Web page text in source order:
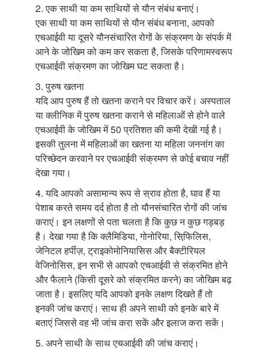
2. एक साथी या कम साथियों से यौन संबंध बनाएं।
एक साथी या कम साथियों से यौन संबंध बनाना, आपको
एचआईवी या दूसरे यौनसंचारित रोगों के संक्रमण के संपर्क में
आने के जोखिम को कम कर सकता है, जिसके परिणामस्वरूप
एचआईवी संक्रमण का जोखिम घट सकता है।
3. पुरुष खतना
यदि आप पुरुष हैं तो खतना कराने पर विचार करें। अस्पताल
या क्लीनिक में पुरुष खतना कराने से महिलाओं से होने वाले
एचआईवी के जोखिम में 50 प्रतिशत की कमी देखी गई है।
इसकी तुलना में महिलाओं का खतना या महिला जननांग का
परिच्छेदन करवाने पर एचआईवी संक्रमण से कोई बचाव नहीं
देखा गया।
4. यदि आपको असामान्य रूप से स्राव होता है, घाव हैं या
पेशाब करते समय दर्द होता है तो यौनसंचारित रोगों की जांच
कराएं। इन लक्षणों से पता चलता है कि कुछ न कुछ गड़बड़
है। देखा गया है कि क्लैमिडिया, गोनोरिया, सिफि़लिस,
जेनिटल हर्पीज़, ट्राइकोमोनियासिस और बैक्टीरियल
वेजिनोसिस, इन सभी से आपको एचआईवी से संक्रमित होने
और फैलाने (किसी दूसरे को संक्रमित करने) का जोखिम बढ़
जाता है। इसलिए यदि आपको इनके लक्षण दिखते हैं तो
इनकी जांच कराएं। साथ ही अपने साथी को इनके बारे में
बताएं जिससे वह भी जांच करा सकें और इलाज करा सकें।
5. अपने साथी के साथ एचआईवी की जांच कराएं।